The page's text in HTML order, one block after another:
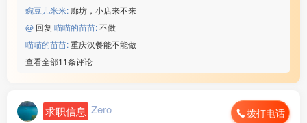
豌豆儿米米: 廊坊，小店来不来
@ 回复 喵喵的苗苗:不做
喵喵的苗苗:重庆汉餐能不能做
查看全部11条评论
求职信息 Zero 拨打电话